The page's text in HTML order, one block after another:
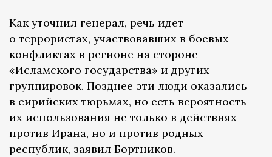
Как уточнил генерал, речь идет
о террористах, участвовавших в боевых
конфликтах в регионе на стороне
«Исламского государства» и других
группировок. Позднее эти люди оказались
в сирийских тюрьмах, но есть вероятность
их использования не только в действиях
против Ирана, но и против родных
республик, заявил Бортников.